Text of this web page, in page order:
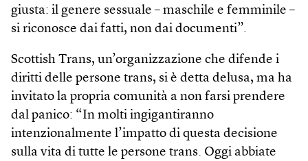
giusta: il genere sessuale – maschile e femminile –
si riconosce dai fatti, non dai documenti”.
Scottish Trans, un’organizzazione che difende i
diritti delle persone trans, si è detta delusa, ma ha
invitato la propria comunità a non farsi prendere
dal panico: “In molti ingigantiranno
intenzionalmente l’impatto di questa decisione
sulla vita di tutte le persone trans. Oggi abbiate